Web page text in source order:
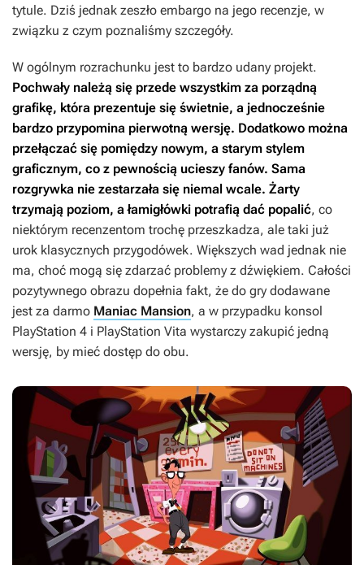
tytule. Dziś jednak zeszło embargo na jego recenzje, w
związku z czym poznaliśmy szczegóły.
W ogólnym rozrachunku jest to bardzo udany projekt.
Pochwały należą się przede wszystkim za porządną
grafikę, która prezentuje się świetnie, a jednocześnie
bardzo przypomina pierwotną wersję. Dodatkowo można
przełączać się pomiędzy nowym, a starym stylem
graficznym, co z pewnością ucieszy fanów. Sama
rozgrywka nie zestarzała się niemal wcale. Żarty
trzymają poziom, a łamigłówki potrafią dać popalić, co
niektórym recenzentom trochę przeszkadza, ale taki już
urok klasycznych przygodówek. Większych wad jednak nie
ma, choć mogą się zdarzać problemy z dźwiękiem. Całości
pozytywnego obrazu dopełnia fakt, że do gry dodawane
jest za darmo Maniac Mansion, a w przypadku konsol
PlayStation 4 i PlayStation Vita wystarczy zakupić jedną
wersję, by mieć dostęp do obu.